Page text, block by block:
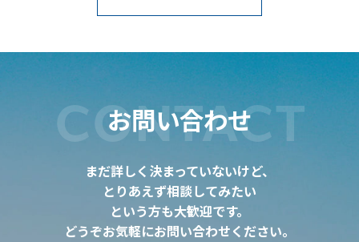
お問い合わせ
CONTACT
まだ詳しく決まっていないけど、
とりあえず相談してみたい
という方も大歓迎です。
どうぞお気軽にお問い合わせください。